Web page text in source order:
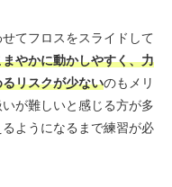
てフロスをスライドして
まやかに動かしやすく、力
リスクが少ないのもメリ
が難しいと感じる方が多
ようになるまで練習が必